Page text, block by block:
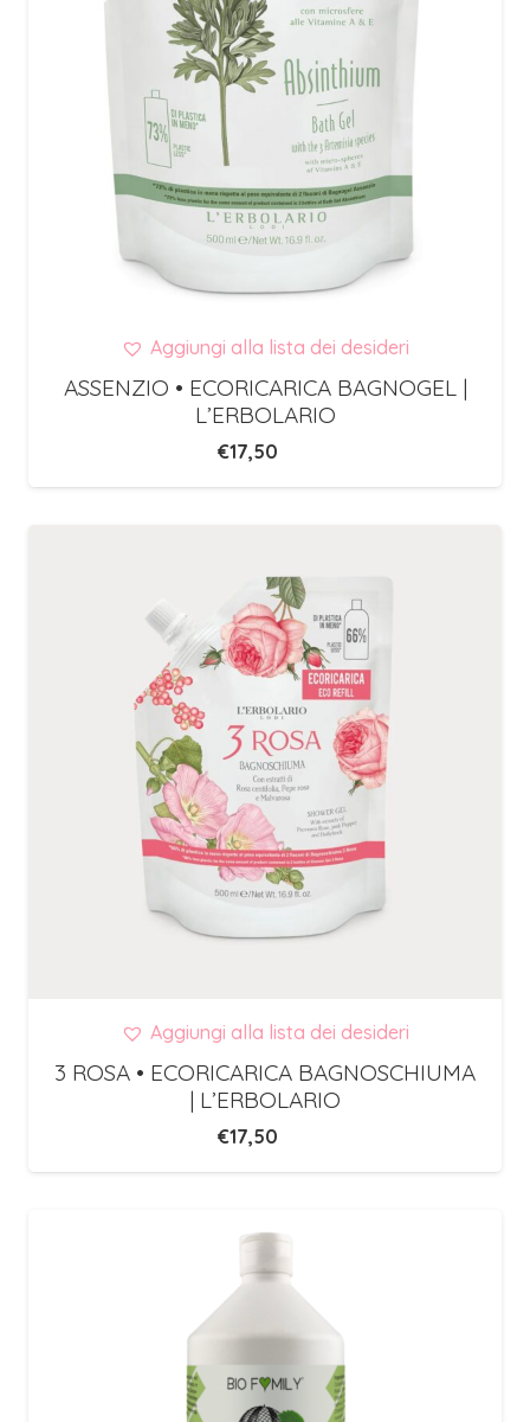
Aggiungi alla lista dei desideri
ASSENZIO • ECORICARICA BAGNOGEL |
L’ERBOLARIO
€17,50
Aggiungi alla lista dei desideri
3 ROSA • ECORICARICA BAGNOSCHIUMA
| L’ERBOLARIO
€17,50